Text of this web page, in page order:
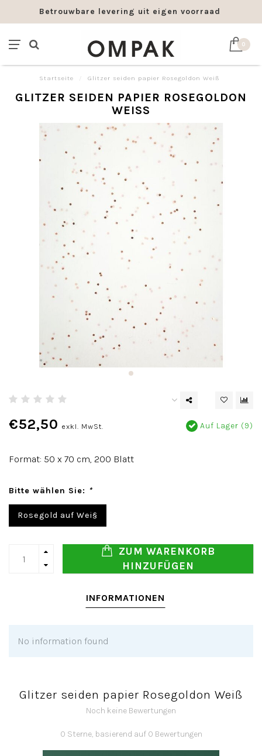
Betrouwbare levering uit eigen voorraad
0
Startseite Glitzer seiden papier Rosegoldon Weiß
GLITZER SEIDEN PAPIER ROSEGOLDON
WEISS
€52,50 exkl. MwSt. Auf Lager (9)
Format: 50 x 70 cm, 200 Blatt
Bitte wählen Sie: *
Rosegold auf Wei§
ZUM WARENKORB
HINZUFÜGEN
INFORMATIONEN
No information found
Glitzer seiden papier Rosegoldon Weiß
Noch keine Bewertungen
0 Sterne, basierend auf 0 Bewertungen